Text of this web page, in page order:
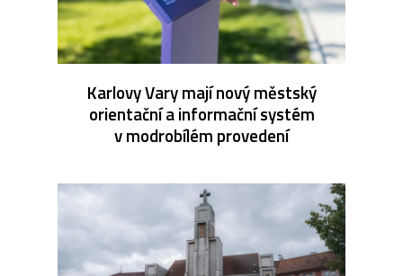
Karlovy Vary mají nový městský
orientační a informační systém
v modrobílém provedení